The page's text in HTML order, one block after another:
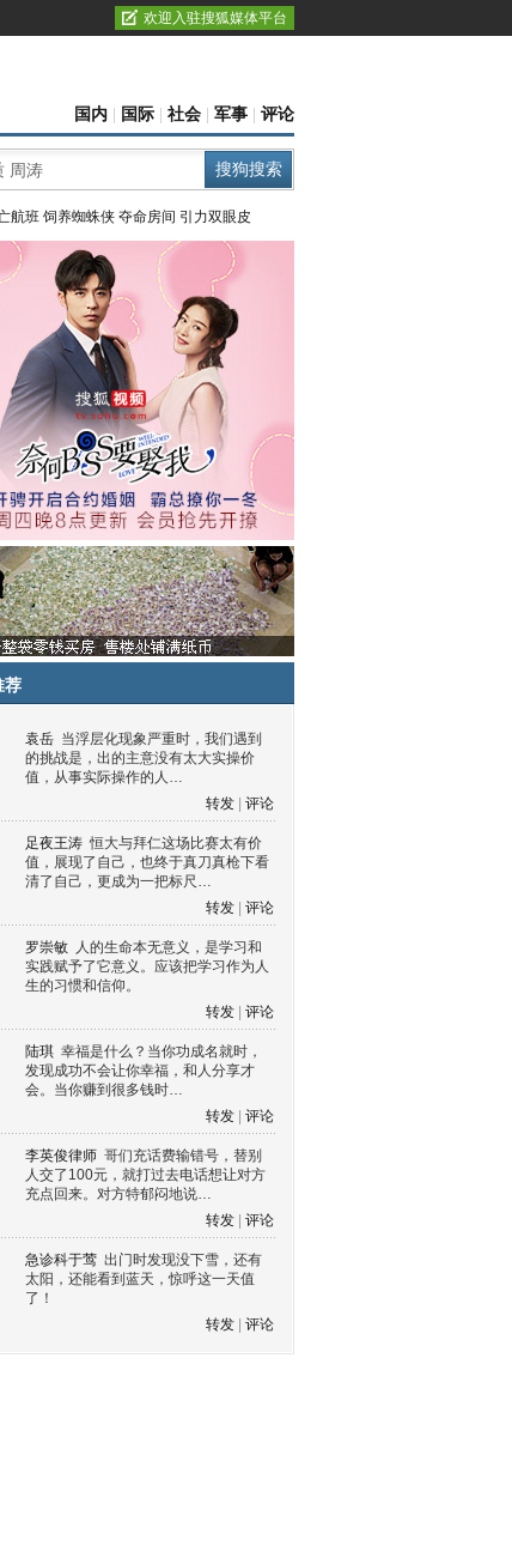
欢迎入驻搜狐媒体平台
国内 国际 社会 军事 评论
航班 饲养蜘蛛侠 夺命房间 引力双眼皮
荐
袁岳 当浮层化现象严重时，我们遇到
的挑战是，出的主意没有太大实操价
值，从事实际操作的人…
转发
评论
足夜王涛 恒大与拜仁这场比赛太有价
值，展现了自己，也终于真刀真枪下看
清了自己，更成为一把标尺…
转发
评论
罗崇敏 人的生命本无意义，是学习和
实践赋予了它意义。应该把学习作为人
生的习惯和信仰。
转发
评论
陆琪 幸福是什么？当你功成名就时，
发现成功不会让你幸福，和人分享才
会。当你赚到很多钱时…
转发
评论
李英俊律师 哥们充话费输错号，替别
人交了100元，就打过去电话想让对方
充点回来。对方特郁闷地说…
转发
评论
急诊科于莺 出门时发现没下雪，还有
太阳，还能看到蓝天，惊呼这一天值
了！
转发
评论